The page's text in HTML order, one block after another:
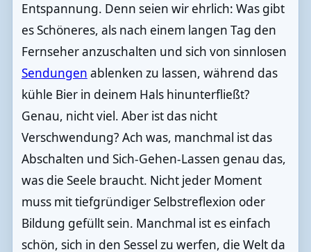
Entspannung. Denn seien wir ehrlich: Was gibt
es Schöneres, als nach einem langen Tag den
Fernseher anzuschalten und sich von sinnlosen
Sendungen ablenken zu lassen, während das
kühle Bier in deinem Hals hinunterfließt?
Genau, nicht viel. Aber ist das nicht
Verschwendung? Ach was, manchmal ist das
Abschalten und Sich-Gehen-Lassen genau das,
was die Seele braucht. Nicht jeder Moment
muss mit tiefgründiger Selbstreflexion oder
Bildung gefüllt sein. Manchmal ist es einfach
schön, sich in den Sessel zu werfen, die Welt da